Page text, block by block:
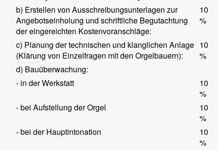
b) Erstellen von Ausschreibungsunterlagen zur
Angebotseinholung und schriftliche Begutachtung
der eingereichten Kostenvoranschläge:
10
%
c) Planung der technischen und klanglichen Anlage
(Klärung von Einzelfragen mit den Orgelbauern):
10
%
d) Bauüberwachung:
- in der Werkstatt
10
%
- bei Aufstellung der Orgel
10
%
- bei der Hauptintonation
10
%